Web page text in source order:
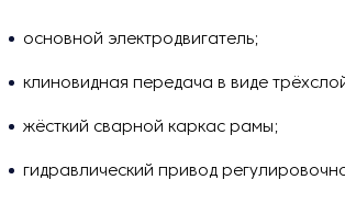
основной электродвигатель;
клиновидная передача в виде
жёсткий сварной каркас рамы;
гидравлический привод